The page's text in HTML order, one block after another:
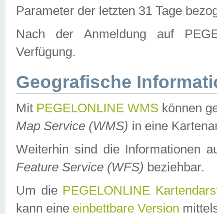
Parameter der letzten 31 Tage
Nach der Anmeldung auf
Verfügung.
Geografische
Mit PEGELONLINE WMS können
Map Service (WMS) in eine
Weiterhin sind die Informationen
Feature Service (WFS) beziehbar.
Um die PEGELONLINE
kann eine einbettbare Version